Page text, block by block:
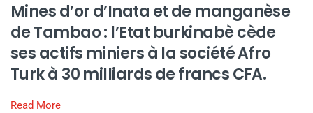
Mines d’or d’Inata et de manganèse
de Tambao : l’Etat burkinabè cède
ses actifs miniers à la société Afro
Turk à 30 milliards de francs CFA.
Read More